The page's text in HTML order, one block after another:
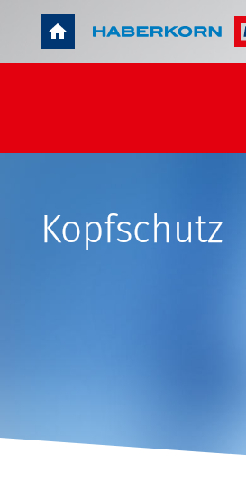
Kopfschutz